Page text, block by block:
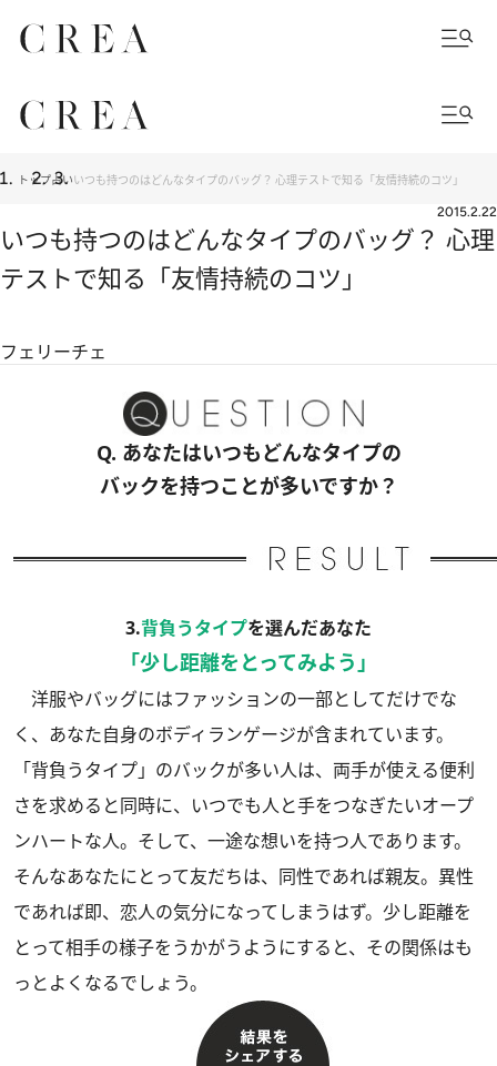
トップ占いいつも持つのはどんなタイプのバッグ？ 心理テストで知る「友情持続のコツ」
2015.2.22
いつも持つのはどんなタイプのバッグ？ 心理
テストで知る「友情持続のコツ」
フェリーチェ
Q. あなたはいつもどんなタイプの
バックを持つことが多いですか？
3.背負うタイプを選んだあなた
「少し距離をとってみよう」
洋服やバッグにはファッションの一部としてだけでな
く、あなた自身のボディランゲージが含まれています。
「背負うタイプ」のバックが多い人は、両手が使える便利
さを求めると同時に、いつでも人と手をつなぎたいオープ
ンハートな人。そして、一途な想いを持つ人であります。
そんなあなたにとって友だちは、同性であれば親友。異性
であれば即、恋人の気分になってしまうはず。少し距離を
とって相手の様子をうかがうようにすると、その関係はも
っとよくなるでしょう。